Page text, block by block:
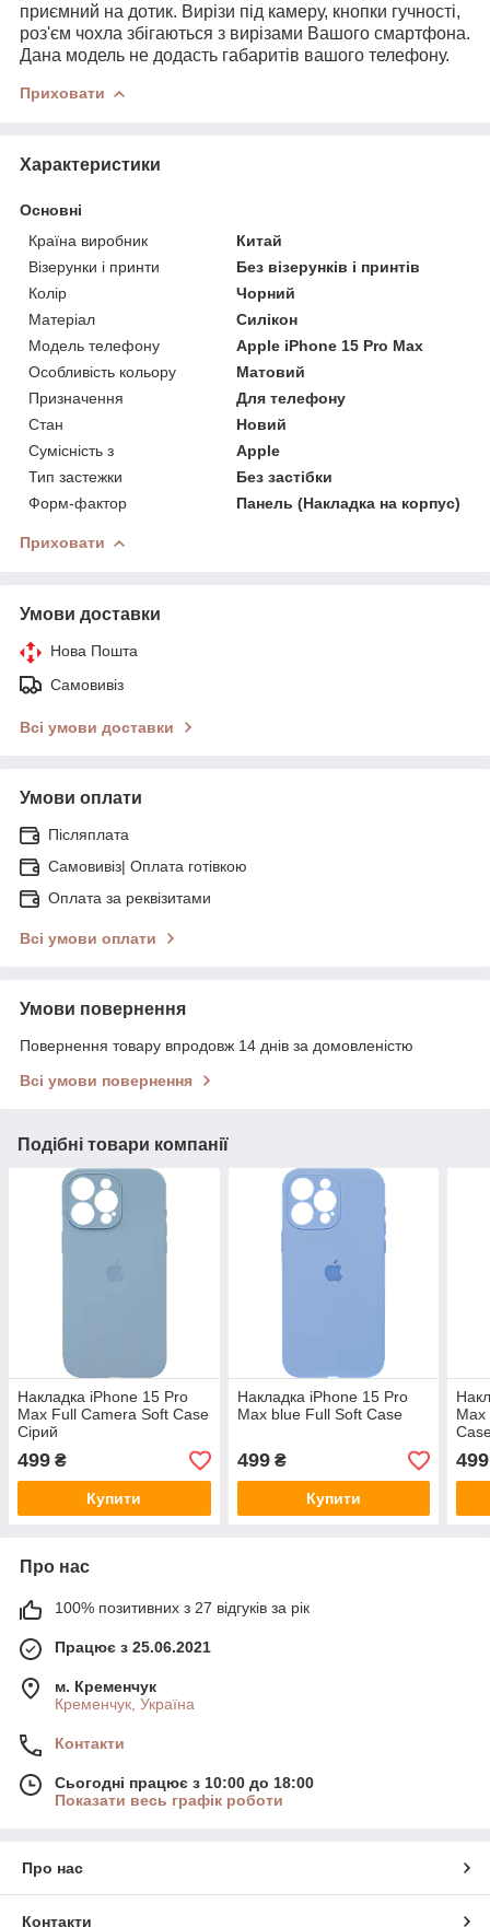
приємний на дотик. Вирізи під камеру, кнопки гучності,
роз'єм чохла збігаються з вирізами Вашого смартфона.
Дана модель не додасть габаритів вашого телефону.
Приховати
Характеристики
Основні
Країна виробник
Китай
Візерунки і принти
Без візерунків і принтів
Колір
Чорний
Матеріал
Силікон
Модель телефону
Apple iPhone 15 Pro Max
Особливість кольору
Матовий
Призначення
Для телефону
Стан
Новий
Сумісність з
Apple
Тип застежки
Без застібки
Форм-фактор
Панель (Накладка на корпус)
Приховати
Умови доставки
Нова Пошта
Самовивіз
Всі умови доставки
Умови оплати
Післяплата
Самовивіз| Оплата готівкою
Оплата за реквізитами
Всі умови оплати
Умови повернення
Повернення товару впродовж 14 днів за домовленістю
Всі умови повернення
Подібні товари компанії
Накладка iPhone 15 Pro
Max Full Camera Soft Case
Сірий
499 ₴
Купити
Накладка iPhone 15 Pro
Max blue Full Soft Case
499₴
Купити
Max
499
Про нас
100% позитивних з 27 відгуків за рік
Працює з 25.06.2021
м. Кременчук
Кременчук, Україна
Контакти
Сьогодні працює з 10:00 до 18:00
Показати весь графік роботи
Про нас
Контакти